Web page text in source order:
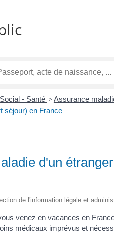
Social - Santé >Assurance
séjour) en France
d'un
de l'information légale et
venez en vacances en
médicaux imprévus et